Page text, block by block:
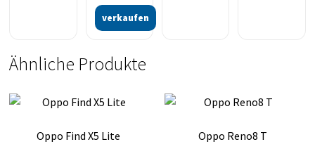
verkaufen
Ähnliche Produkte
Oppo Find X5 Lite
Oppo Reno8 T